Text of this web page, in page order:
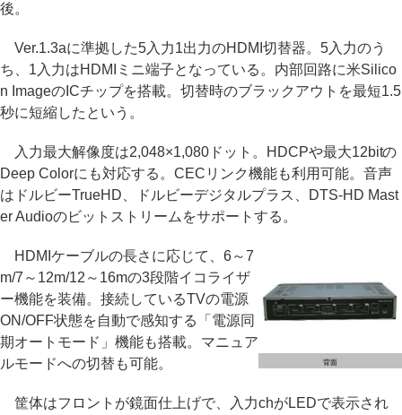
後。
Ver.1.3aに準拠した5入力1出力のHDMI切替器。5入力のう
ち、1入力はHDMIミニ端子となっている。内部回路に米Silico
n ImageのICチップを搭載。切替時のブラックアウトを最短1.5
秒に短縮したという。
入力最大解像度は2,048×1,080ドット。HDCPや最大12bitの
Deep Colorにも対応する。CECリンク機能も利用可能。音声
はドルビーTrueHD、ドルビーデジタルプラス、DTS-HD Mast
er Audioのビットストリームをサポートする。
背面
HDMIケーブルの長さに応じて、6～7
m/7～12m/12～16mの3段階イコライザ
ー機能を装備。接続しているTVの電源
ON/OFF状態を自動で感知する「電源同
期オートモード」機能も搭載。マニュア
ルモードへの切替も可能。
筐体はフロントが鏡面仕上げで、入力chがLEDで表示され